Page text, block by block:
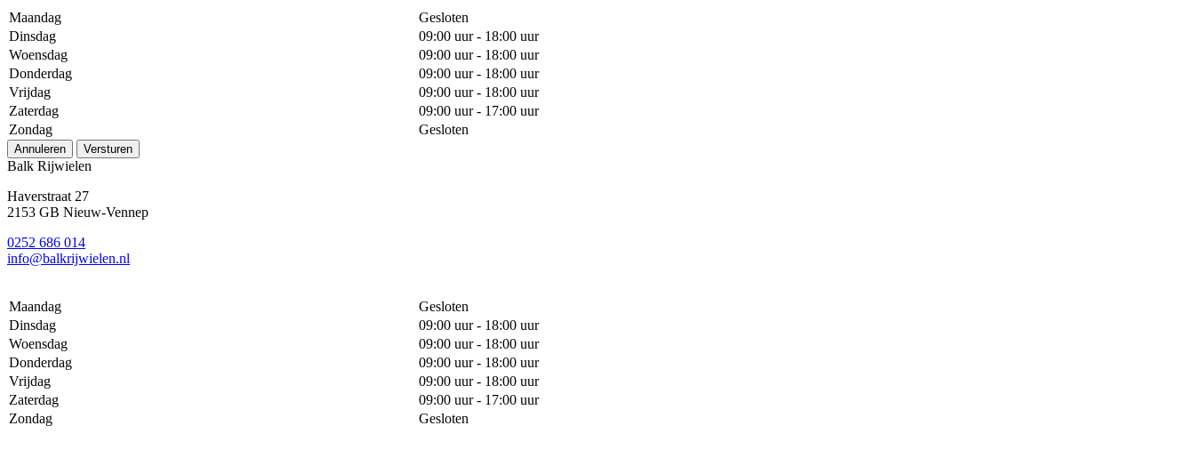
Maandag
Gesloten
Dinsdag
09:00 uur - 18:00 uur
Woensdag
09:00 uur - 18:00 uur
Donderdag
09:00 uur - 18:00 uur
Vrijdag
09:00 uur - 18:00 uur
Zaterdag
09:00 uur - 17:00 uur
Zondag
Gesloten
Annuleren Versturen
Balk Rijwielen
Haverstraat 27
2153 GB Nieuw-Vennep
0252 686 014
info@balkrijwielen.nl
Maandag
Gesloten
Dinsdag
09:00 uur - 18:00 uur
Woensdag
09:00 uur - 18:00 uur
Donderdag
09:00 uur - 18:00 uur
Vrijdag
09:00 uur - 18:00 uur
Zaterdag
09:00 uur - 17:00 uur
Zondag
Gesloten